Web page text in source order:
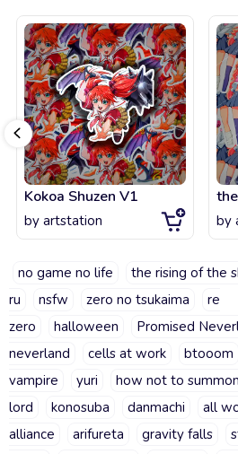
Kokoa Shuzen V1
by artstation by
no game no life the rising of the
ru
nsfw zero no tsukaima
re
zero
halloween Promised
neverland
cells at work btooom
vampire
yuri
how not to
lord
konosuba danmachi
all
alliance
arifureta gravity falls